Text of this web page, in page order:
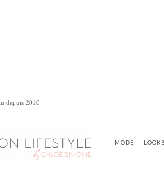
depuis 2010
MODE